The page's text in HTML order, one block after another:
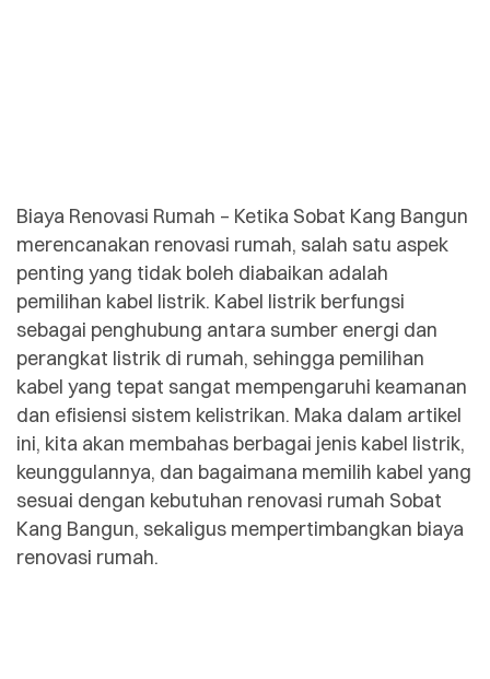
Biaya Renovasi Rumah – Ketika Sobat Kang Bangun
merencanakan renovasi rumah, salah satu aspek
penting yang tidak boleh diabaikan adalah
pemilihan kabel listrik. Kabel listrik berfungsi
sebagai penghubung antara sumber energi dan
perangkat listrik di rumah, sehingga pemilihan
kabel yang tepat sangat mempengaruhi keamanan
dan efisiensi sistem kelistrikan. Maka dalam artikel
ini, kita akan membahas berbagai jenis kabel listrik,
keunggulannya, dan bagaimana memilih kabel yang
sesuai dengan kebutuhan renovasi rumah Sobat
Kang Bangun, sekaligus mempertimbangkan biaya
renovasi rumah.